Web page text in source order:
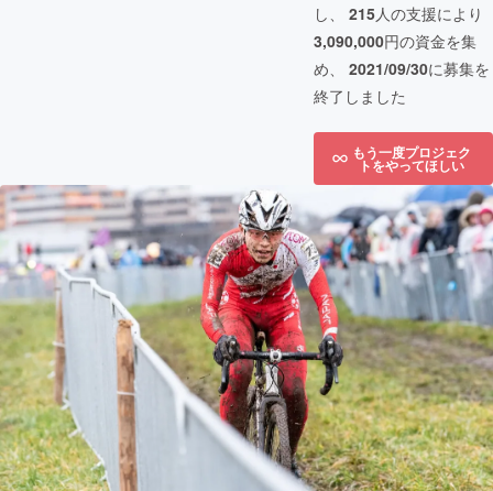
し、 215人の支援により
3,090,000円の資金を集
め、 2021/09/30に募集を
終了しました
もう一度プロジェク
トをやってほしい